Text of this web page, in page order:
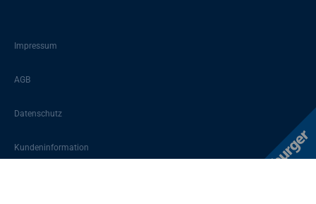
Impressum
AGB
Datenschutz
Kundeninformation